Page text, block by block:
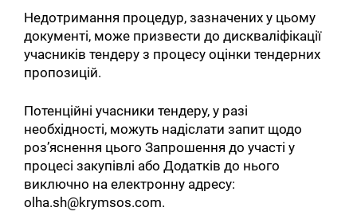
Недотримання процедур, зазначених у цьому
документі, може призвести до дискваліфікації
учасників тендеру з процесу оцінки тендерних
пропозицій.
Потенційні учасники тендеру, у разі
необхідності, можуть надіслати запит щодо
роз’яснення цього Запрошення до участі у
процесі закупівлі або Додатків до нього
виключно на електронну адресу:
olha.sh@krymsos.com.